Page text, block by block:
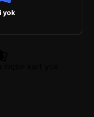
yok